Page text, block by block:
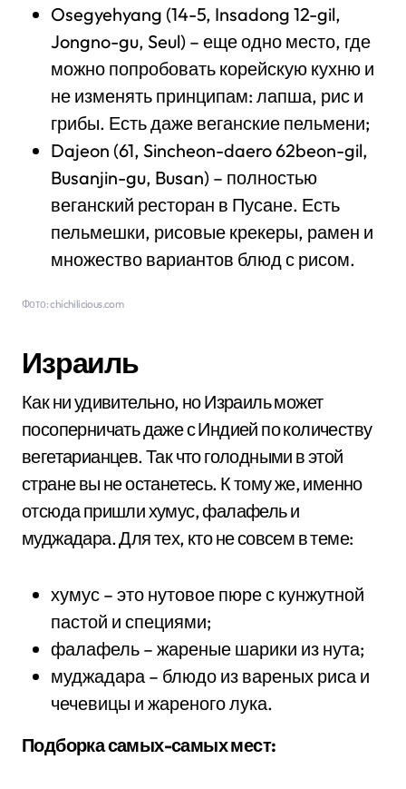
Osegyehyang (14-5, Insadong 12-gil,
Jongno-gu, Seul) – еще одно место, где
можно попробовать корейскую кухню и
не изменять принципам: лапша, рис и
грибы. Есть даже веганские пельмени;
Dajeon (61, Sincheon-daero 62beon-gil,
Busanjin-gu, Busan) – полностью
веганский ресторан в Пусане. Есть
пельмешки, рисовые крекеры, рамен и
множество вариантов блюд с рисом.
Фото: chichilicious.com
Израиль
Как ни удивительно, но Израиль может
посоперничать даже с Индией по количеству
вегетарианцев. Так что голодными в этой
стране вы не останетесь. К тому же, именно
отсюда пришли хумус, фалафель и
муджадара. Для тех, кто не совсем в теме:
хумус – это нутовое пюре с кунжутной
пастой и специями;
фалафель – жареные шарики из нута;
муджадара – блюдо из вареных риса и
чечевицы и жареного лука.
Подборка самых-самых мест: